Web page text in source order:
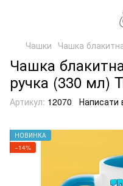
Чашки Чашка
Чашка
ручка (330 мл)
Артикул: 12070 Написати
НОВИНКА
−14%